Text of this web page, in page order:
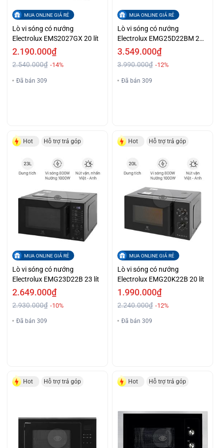
MUA ONLINE GIÁ RẺ
Lò vi sóng có nướng
Electrolux EMS2027GX 20 lít
2.190.000₫
2.540.000₫ -14%
Đã bán 309
MUA ONLINE GIÁ RẺ
Lò vi sóng có nướng
Electrolux EMG25D22BM 25
lít
3.549.000₫
3.990.000₫ -12%
Đã bán 309
Hot Hỗ trợ trả góp
MUA ONLINE GIÁ RẺ
Lò vi sóng có nướng
Electrolux EMG23D22B 23 lít
2.649.000₫
2.930.000₫ -10%
Đã bán 309
Hot Hỗ trợ trả góp
MUA ONLINE GIÁ RẺ
Lò vi sóng có nướng
Electrolux EMG20K22B 20 lít
1.990.000₫
2.240.000₫ -12%
Đã bán 309
Hot Hỗ trợ trả góp Hot Hỗ trợ trả góp